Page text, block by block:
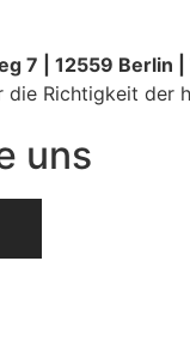
7 | 12559 Berlin
Richtigkeit der
uns